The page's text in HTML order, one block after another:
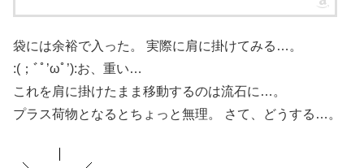
袋には余裕で入った。 実際に肩に掛けてみる…。
:(；ﾞﾟ’ωﾟ’):お、重い…
これを肩に掛けたまま移動するのは流石に…。
プラス荷物となるとちょっと無理。 さて、どうする…。